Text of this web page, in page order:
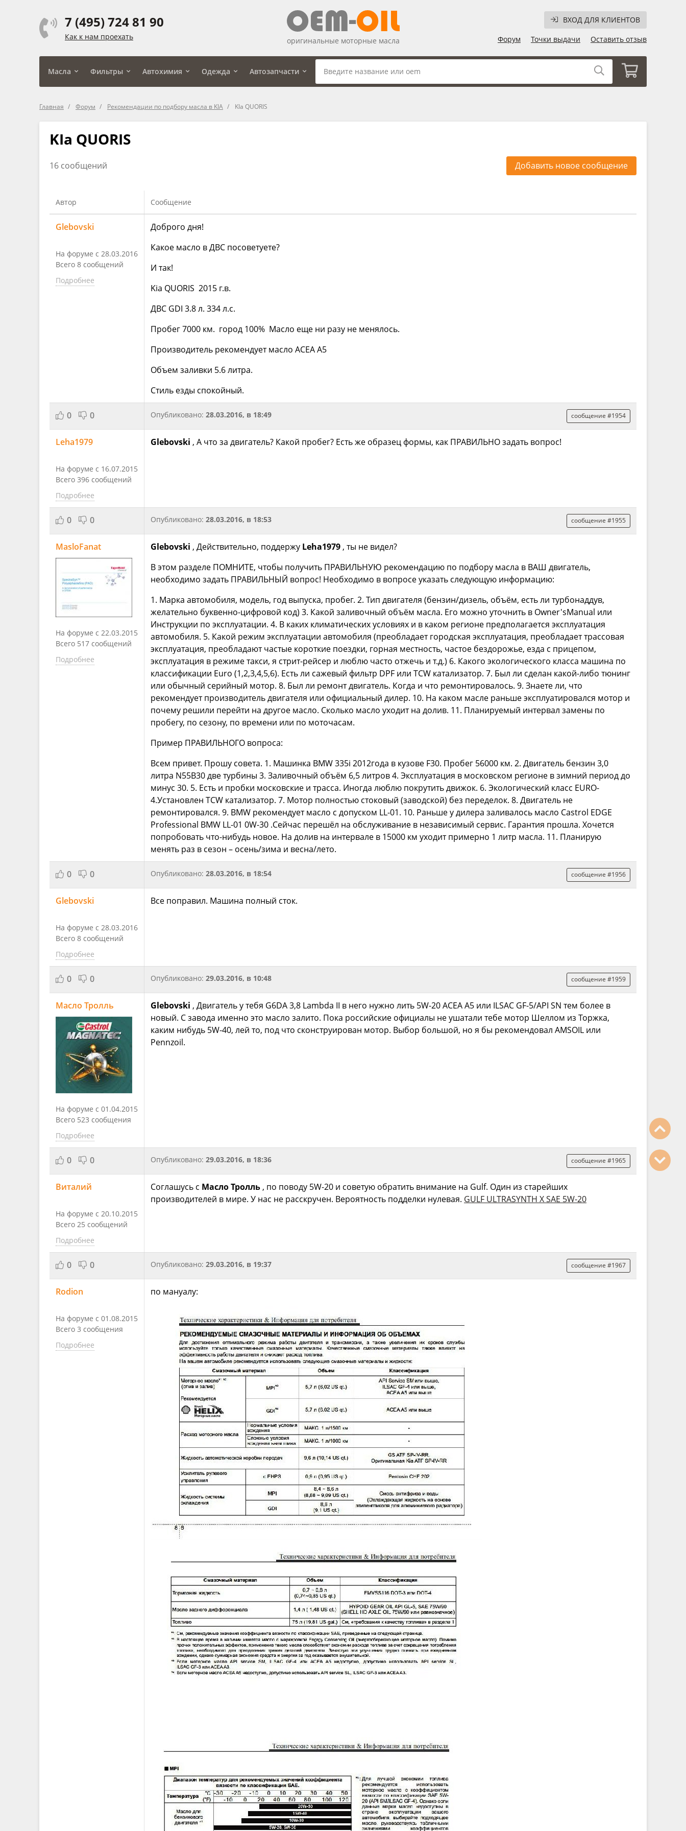
7 (495) 724 81 90
Как к нам проехать
ВХОД ДЛЯ КЛИЕНТОВ
Форум
Точки выдачи Оставить отзыв
оригинальные моторные масла
Масла Фильтры Автохимия Одежда Автозапчасти
Главная Форум Рекомендации по подбору масла в KIA KIa QUORIS
KIa QUORIS
16 сообщений Добавить новое сообщение
Автор Сообщение
Glebovski
На форуме с 28.03.2016
Всего 8 сообщений
Подробнее
Доброго дня!
Какое масло в ДВС посоветуете?
И так!
Kia QUORIS 2015 г.в.
ДВС GDI 3.8 л. 334 л.с.
Пробег 7000 км. город 100% Масло еще ни разу не менялось.
Производитель рекомендует масло ACEA A5
Объем заливки 5.6 литра.
Стиль езды спокойный.
0 0 Опубликовано: 28.03.2016, в 18:49 сообщение #1954
Leha1979
На форуме с 16.07.2015
Всего 396 сообщений
Подробнее
Glebovski , А что за двигатель? Какой пробег? Есть же образец формы, как ПРАВИЛЬНО задать вопрос!
0 0 Опубликовано: 28.03.2016, в 18:53 сообщение #1955
MasloFanat
На форуме с 22.03.2015
Всего 517 сообщений
Подробнее
Glebovski , Действительно, поддержу Leha1979 , ты не видел?
В этом разделе ПОМНИТЕ, чтобы получить ПРАВИЛЬНУЮ рекомендацию по подбору масла в ВАШ двигатель,
необходимо задать ПРАВИЛЬНЫЙ вопрос! Необходимо в вопросе указать следующую информацию:
1. Марка автомобиля, модель, год выпуска, пробег. 2. Тип двигателя (бензин/дизель, объём, есть ли турбонаддув,
желательно буквенно-цифровой код) 3. Какой заливочный объём масла. Его можно уточнить в Оwner'sManual или
Инструкции по эксплуатации. 4. В каких климатических условиях и в каком регионе предполагается эксплуатация
автомобиля. 5. Какой режим эксплуатации автомобиля (преобладает городская эксплуатация, преобладает трассовая
эксплуатация, преобладают частые короткие поездки, горная местность, частое бездорожье, езда с прицепом,
эксплуатация в режиме такси, я стрит-рейсер и люблю часто отжечь и т.д.) 6. Какого экологического класса машина по
классификации Euro (1,2,3,4,5,6). Есть ли сажевый фильтр DPF или TCW катализатор. 7. Был ли сделан какой-либо тюнинг
или обычный серийный мотор. 8. Был ли ремонт двигатель. Когда и что ремонтировалось. 9. Знаете ли, что
рекомендует производитель двигателя или официальный дилер. 10. На каком масле раньше эксплуатировался мотор и
почему решили перейти на другое масло. Сколько масло уходит на долив. 11. Планируемый интервал замены по
пробегу, по сезону, по времени или по моточасам.
Пример ПРАВИЛЬНОГО вопроса:
Всем привет. Прошу совета. 1. Машинка BMW 335i 2012года в кузове F30. Пробег 56000 км. 2. Двигатель бензин 3,0
литра N55B30 две турбины 3. Заливочный объём 6,5 литров 4. Эксплуатация в московском регионе в зимний период до
минус 30. 5. Есть и пробки московские и трасса. Иногда люблю покрутить движок. 6. Экологический класс EURO-
4.Установлен TCW катализатор. 7. Мотор полностью стоковый (заводской) без переделок. 8. Двигатель не
ремонтировался. 9. BMW рекомендует масло с допуском LL-01. 10. Раньше у дилера заливалось масло Castrol EDGE
Professional BMW LL-01 0W-30 .Сейчас перешёл на обслуживание в независимый сервис. Гарантия прошла. Хочется
попробовать что-нибудь новое. На долив на интервале в 15000 км уходит примерно 1 литр масла. 11. Планирую
менять раз в сезон – осень/зима и весна/лето.
0 0 Опубликовано: 28.03.2016, в 18:54 сообщение #1956
Glebovski
На форуме с 28.03.2016
Всего 8 сообщений
Подробнее
Все поправил. Машина полный сток.
0 0 Опубликовано: 29.03.2016, в 10:48 сообщение #1959
Масло Тролль
На форуме с 01.04.2015
Всего 523 сообщения
Подробнее
Glebovski , Двигатель у тебя G6DA 3,8 Lambda II в него нужно лить 5W-20 ACEA A5 или ILSAC GF-5/API SN тем более в
новый. С завода именно это масло залито. Пока российские официалы не ушатали тебе мотор Шеллом из Торжка,
каким нибудь 5W-40, лей то, под что сконструирован мотор. Выбор большой, но я бы рекомендовал AMSOIL или
Pennzoil.
0 0 Опубликовано: 29.03.2016, в 18:36 сообщение #1965
Виталий
На форуме с 20.10.2015
Всего 25 сообщений
Подробнее
Соглашусь с Масло Тролль , по поводу 5W-20 и советую обратить внимание на Gulf. Один из старейших
производителей в мире. У нас не расскручен. Вероятность подделки нулевая. GULF ULTRASYNTH X SAE 5W-20
0 0 Опубликовано: 29.03.2016, в 19:37 сообщение #1967
Rodion
На форуме с 01.08.2015
Всего 3 сообщения
Подробнее
по мануалу: